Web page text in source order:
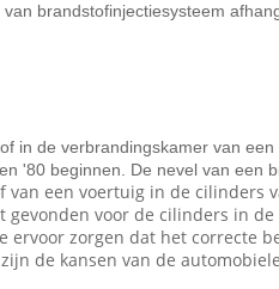
brandstofinjectiesysteem
in de verbrandingskamer van
'80 beginnen. De nevel van een
een voertuig in de
voor de cilinders in
zorgen dat het correcte
de kansen van de